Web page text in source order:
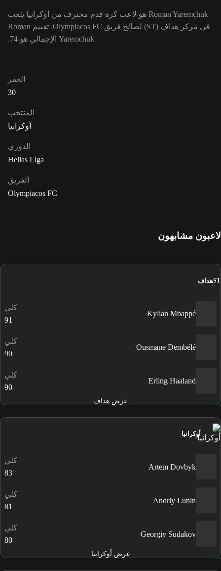
Roman Yaremchuk هو لاعب كرة قدم محترف من أوكرانيا يلعب
في مركز هداف (ST) لصالح فريق Olympiacos FC. تقييم Roman
Yaremchuk الإجمالي هو 74.
العمر
30
المنتخب
أوكرانيا
الدوري
Hellas Liga
الفريق
Olympiacos FC
لاعبون مشابهون
STهداف
Kylian Mbappé
كلي
91
Ousmane Dembélé
كلي
90
Erling Haaland
كلي
90
عرض هداف
أوكرانيا
Artem Dovbyk
كلي
83
Andriy Lunin
كلي
81
Georgiy Sudakov
كلي
80
عرض أوكرانيا